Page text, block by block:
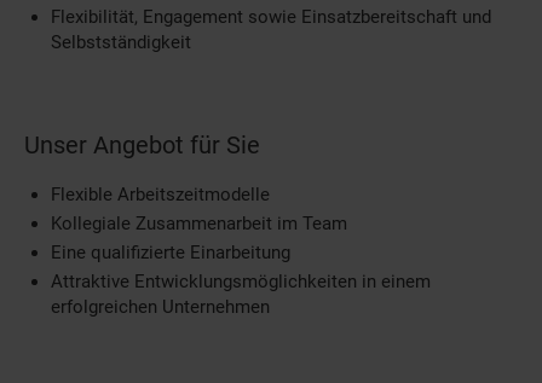
Flexibilität, Engagement sowie Einsatzbereitschaft und
Selbstständigkeit
Unser Angebot für Sie
Flexible Arbeitszeitmodelle
Kollegiale Zusammenarbeit im Team
Eine qualifizierte Einarbeitung
Attraktive Entwicklungsmöglichkeiten in einem
erfolgreichen Unternehmen